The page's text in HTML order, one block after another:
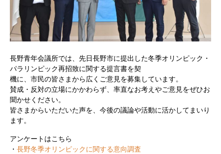
⻑野⻘年会議所では、先⽇⻑野市に提出した冬季オリンピック・
パラリンピック再招致に関する提⾔書を契
機に、市⺠の皆さまから広くご意⾒を募集しています。
賛成・反対の⽴場にかかわらず、率直なお考えやご意⾒をぜひお
聞かせください。
皆さまからいただいた声を、今後の議論や活動に活かしてまいり
ます。
アンケートはこちら
・ ⻑野冬季オリンピックに関する意向調査